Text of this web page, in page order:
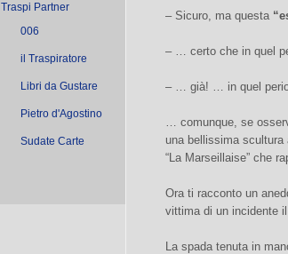
Traspi Partner
006
il Traspiratore
Libri da Gustare
Pietro d'Agostino
Sudate Carte
– Sicuro, ma questa
– … certo che in quel
– … già! … in quel
… comunque, se
una bellissima scultura
“La Marseillaise” che
Ora ti racconto un
vittima di un incidente
La spada tenuta in